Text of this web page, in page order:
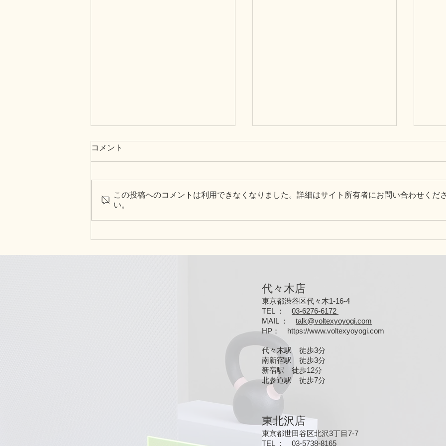
第二弾「みのり」記事監修
ジ
コメント
この投稿へのコメントは利用できなくなりました。詳細はサイト所有者にお問い合わせくだ
い。
代々木店
東京都渋谷区代々木1-16-4
TEL ： 03-6276-6172
MAIL ： talk@voltexyoyogi.com
HP ： https://www.voltexyoyogi.com
代々木駅 徒歩3分
南新宿駅 徒歩3分
新宿駅 徒歩12分
北参道駅 徒歩7分
東北沢店
東京都世田谷区北沢3丁目7-7
TEL ： 03-5738-8165